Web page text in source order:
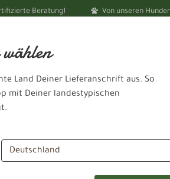
Beratung! Von unseren
Ihr
& Ausruhen
Land Deiner Lieferanschrift aus. So
mit Deiner landestypischen